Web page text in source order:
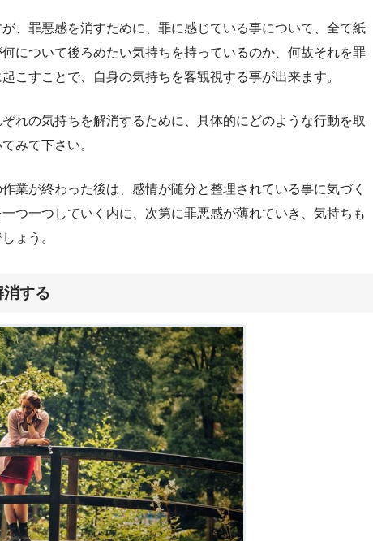
、罪悪感を消すために、罪に感じている事について、全て紙
について後ろめたい気持ちを持っているのか、何故それを罪
こすことで、自身の気持ちを客観視する事が出来ます。
れの気持ちを解消するために、具体的にどのような行動を取
みて下さい。
業が終わった後は、感情が随分と整理されている事に気づく
つ一つしていく内に、次第に罪悪感が薄れていき、気持ちも
ょう。
する